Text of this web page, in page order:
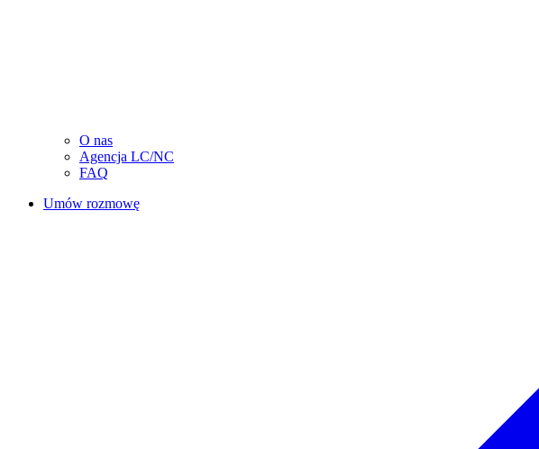
O nas
Agencja LC/NC
FAQ
Umów rozmowę